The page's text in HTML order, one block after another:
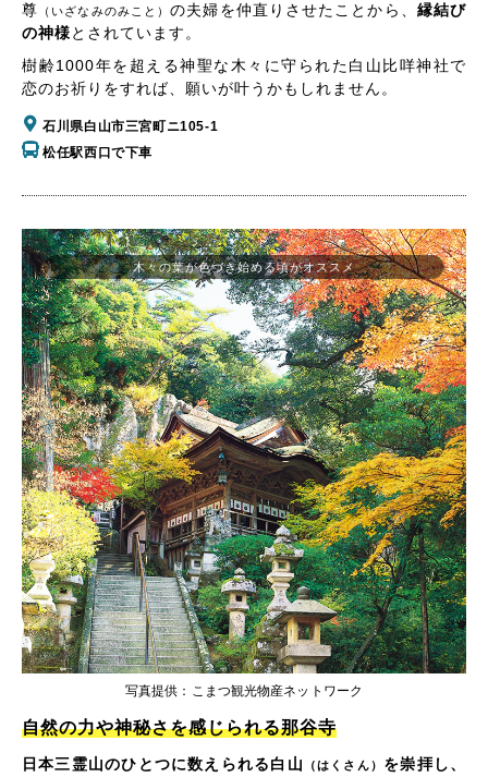
尊 （いざなみのみこと）の夫婦を仲直りさせたことから、 縁結び
の神様とされています。
樹齢1000年を超える神聖な木々に守られた白山比咩神社で
恋のお祈りをすれば、願いが叶うかもしれません。
石川県白山市三宮町ニ105-1
松任駅西口で下車
木々の葉が色づき始める頃がオススメ
写真提供：こまつ観光物産ネットワーク
自然の力や神秘さを感じられる那谷寺
日本三霊山のひとつに数えられる白山 （はくさん） を崇拝し、